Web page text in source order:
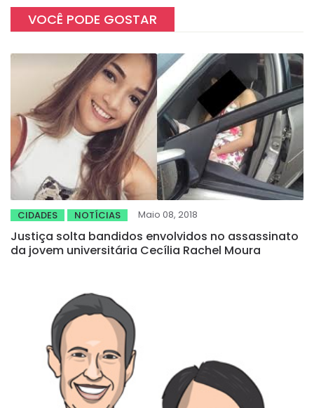
VOCÊ PODE GOSTAR
CIDADES NOTÍCIAS Maio 08, 2018
Justiça solta bandidos envolvidos no assassinato
da jovem universitária Cecília Rachel Moura